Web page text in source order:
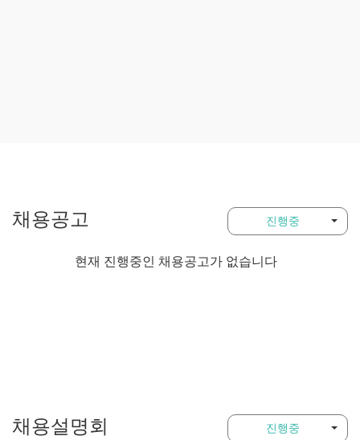
진행중
채용공고
현재 진행중인 채용공고가 없습니다
진행중
채용설명회